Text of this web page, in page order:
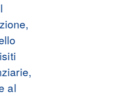
al